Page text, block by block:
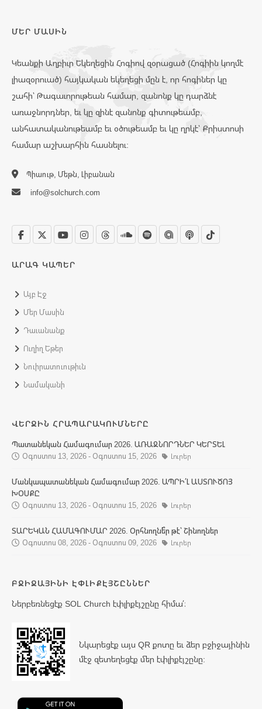
ՄԵՐ ՄԱՍԻՆ
Կեանքի Աղբիւր Եկեղեցին Հոգիով զօրացած (Հոգիին կողմէ
լիազօրուած) հայկական եկեղեցի մըն է, որ հոգիներ կը
շահի՝ Թագաւորութեան համար, զանոնք կը դարձնէ
առաջնորդներ, եւ կը զինէ զանոնք գիտութեամբ,
անհատականութեամբ եւ օծութեամբ եւ կը ղրկէ՝ Քրիստոսի
համար աշխարհին հասնելու:
Պիաութ, Մեթն, Լիբանան
info@solchurch.com
ԱՐԱԳ ԿԱՊԵՐ
Այբ Էջ
Մեր Մասին
Դաւանանք
Ուղիղ Եթեր
Նուիրատուութիւն
Նամականի
ՎԵՐՋԻՆ ՀՐԱՊԱՐԱԿՈՒՄՆԵՐԸ
Պատանեկան Համագումար 2026. ԱՌԱՋՆՈՐԴՆԵՐ ԿԵՐՏԵԼ
Օգոստոս 13, 2026 - Օգոստոս 15, 2026
Լուրեր
Մանկապատանեկան Համագումար 2026. ԱՊՐԻ՛Լ ԱՍՏՈՒԾՈՅ
ԽՕՍՔԸ
Օգոստոս 13, 2026 - Օգոստոս 15, 2026
Լուրեր
ՏԱՐԵԿԱՆ ՀԱՄԱԳՈՒՄԱՐ 2026. Օրհնողնե՞ր թէ՝ Շինողներ
Օգոստոս 08, 2026 - Օգոստոս 09, 2026
Լուրեր
ԲՋԻՋԱՅԻՆԻ ԷՓԼԻՔԷՅՇԸՆՆԵՐ
Ներբեռնեցէք SOL Church էփլիքէյշընը հիմա՛։
Նկարեցէք այս QR քոտը եւ ձեր բջիջայինին
մէջ զետեղեցէք մեր էփլիքէյշընը: